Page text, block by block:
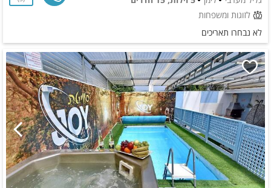
לזוגות ומשפחות
לא נבחרו תאריכים